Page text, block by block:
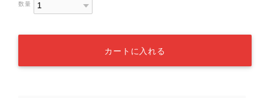
数量
カートに入れる